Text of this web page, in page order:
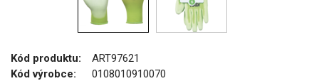
Kód produktu:
ART97621
Kód výrobce:
0108010910070